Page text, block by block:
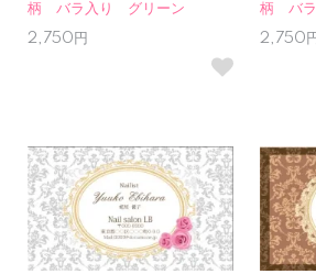
柄 バラ入り グリーン
2,750円
柄 バ
2,750